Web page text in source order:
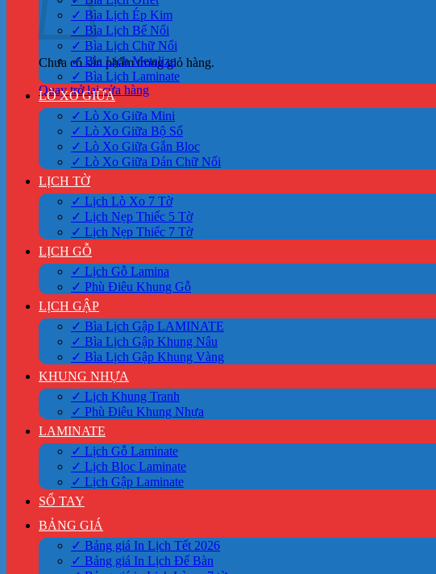
Chưa có sản phẩm trong giỏ hàng.
Quay trở lại cửa hàng
✓ Bìa Lịch Ép Kim
✓ Bìa Lịch Bế Nổi
✓ Bìa Lịch Chữ Nổi
✓ Bìa Lịch Metalize
✓ Bìa Lịch Laminate
LÒ XO GIỮA
✓ Lò Xo Giữa Mini
✓ Lò Xo Giữa Bộ Số
✓ Lò Xo Giữa Gắn Bloc
✓ Lò Xo Giữa Dán Chữ Nổi
LỊCH TỜ
✓ Lịch Lò Xo 7 Tờ
✓ Lịch Nẹp Thiếc 5 Tờ
✓ Lịch Nẹp Thiếc 7 Tờ
LỊCH GỖ
✓ Lịch Gỗ Lamina
✓ Phù Điêu Khung Gỗ
LỊCH GẬP
✓ Bìa Lịch Gập LAMINATE
✓ Bìa Lịch Gập Khung Nâu
✓ Bìa Lịch Gập Khung Vàng
KHUNG NHỰA
✓ Lịch Khung Tranh
✓ Phù Điêu Khung Nhựa
LAMINATE
✓ Lịch Gỗ Laminate
✓ Lịch Bloc Laminate
✓ Lịch Gập Laminate
SỔ TAY
BẢNG GIÁ
✓ Bảng giá In Lịch Tết 2026
✓ Bảng giá In Lịch Để Bàn